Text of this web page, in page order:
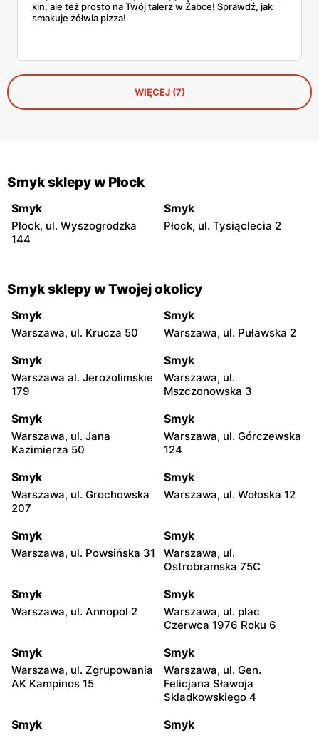
kin, ale też prosto na Twój talerz w Żabce! Sprawdź, jak
smakuje żółwia pizza!
WIĘCEJ (7)
Smyk sklepy w Płock
Smyk
Płock, ul. Wyszogrodzka
144
Smyk
Płock, ul. Tysiąclecia 2
Smyk sklepy w Twojej okolicy
Smyk
Warszawa, ul. Krucza 50
Smyk
Warszawa, ul. Puławska 2
Smyk
Warszawa al. Jerozolimskie
179
Smyk
Warszawa, ul.
Mszczonowska 3
Smyk
Warszawa, ul. Jana
Kazimierza 50
Smyk
Warszawa, ul. Górczewska
124
Smyk
Warszawa, ul. Grochowska
207
Smyk
Warszawa, ul. Wołoska 12
Smyk
Warszawa, ul. Powsińska 31
Smyk
Warszawa, ul.
Ostrobramska 75C
Smyk
Warszawa, ul. Annopol 2
Smyk
Warszawa, ul. plac
Czerwca 1976 Roku 6
Smyk
Warszawa, ul. Zgrupowania
AK Kampinos 15
Smyk
Warszawa, ul. Gen.
Felicjana Sławoja
Składkowskiego 4
Smyk Smyk